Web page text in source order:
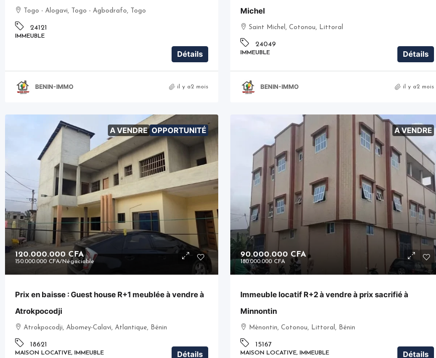
Togo - Alogavi, Togo - Agbodrafo, Togo
24121
IMMEUBLE
Détails
BENIN-IMMO il y a2 mois
Michel
Saint Michel, Cotonou, Littoral
24049
IMMEUBLE Détails
BENIN-IMMO il y a2 mois
A VENDRE OPPORTUNITÉ
120.000.000 CFA
150.000.000 CFA/Négociable
Prix en baisse : Guest house R+1 meublée à vendre à
Atrokpocodji
Atrokpocodji, Abomey-Calavi, Atlantique, Bénin
18621
MAISON LOCATIVE, IMMEUBLE Détails
A VENDRE
90.000.000 CFA
180.000.000 CFA
Immeuble locatif R+2 à vendre à prix sacrifié à
Minnontin
Mènontin, Cotonou, Littoral, Bénin
15167
MAISON LOCATIVE, IMMEUBLE Détails